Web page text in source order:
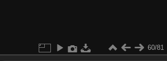
60/81